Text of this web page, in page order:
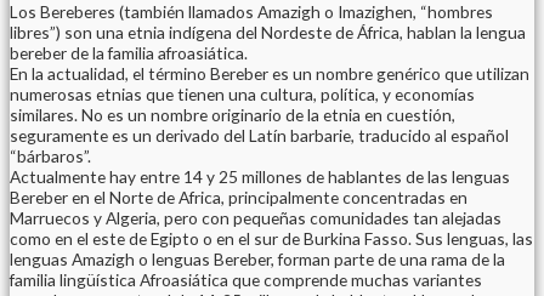
Los Bereberes (también llamados Amazigh o Imazighen, “hombres
libres”) son una etnia indígena del Nordeste de África, hablan la lengua
bereber de la familia afroasiática.
En la actualidad, el término Bereber es un nombre genérico que utilizan
numerosas etnias que tienen una cultura, política, y economías
similares. No es un nombre originario de la etnia en cuestión,
seguramente es un derivado del Latín barbarie, traducido al español
“bárbaros”.
Actualmente hay entre 14 y 25 millones de hablantes de las lenguas
Bereber en el Norte de Africa, principalmente concentradas en
Marruecos y Algeria, pero con pequeñas comunidades tan alejadas
como en el este de Egipto o en el sur de Burkina Fasso. Sus lenguas, las
lenguas Amazigh o lenguas Bereber, forman parte de una rama de la
familia lingüística Afroasiática que comprende muchas variantes